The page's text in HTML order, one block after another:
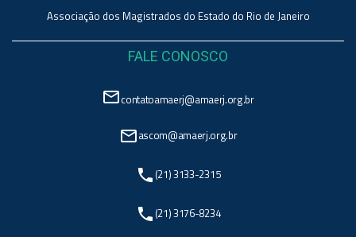
Associação dos Magistrados do Estado do Rio de Janeiro
FALE CONOSCO
mail_outlinecontatoamaerj@amaerj.org.br
mail_outlineascom@amaerj.org.br
phone (21) 3133-2315
phone (21) 3176-8234